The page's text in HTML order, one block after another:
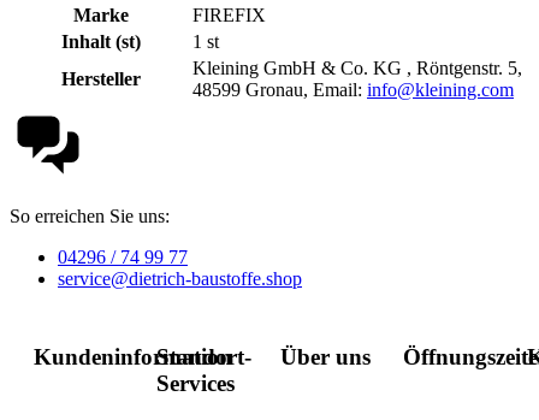
Marke
FIREFIX
Inhalt (st)
1 st
Hersteller
Kleining GmbH & Co. KG , Röntgenstr. 5,
48599 Gronau, Email: info@kleining.com
So erreichen Sie uns:
04296 / 74 99 77
service@dietrich-baustoffe.shop
Kundeninformation
Standort-
Services
Über uns